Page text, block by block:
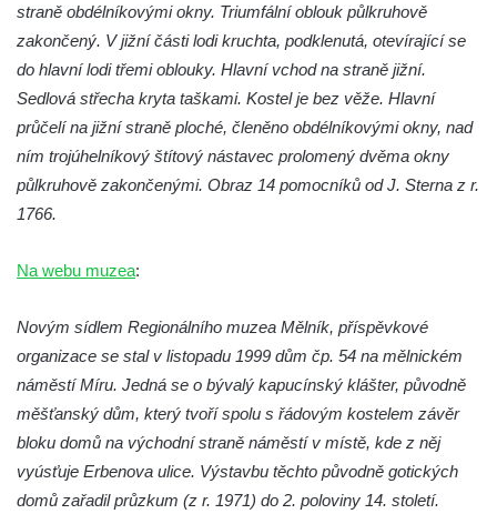
Márnice na hřbitově v Kozlech
Vesnický kostel v Reinhardtsdorfu
Kaple v Oparnu
Protestantský (evangelicko-luterský) kostel
Crostau
Kaple Nanebevstoupení Panny Marie ve
Kostel svatého Vavřince v Okounově
Kostel svatých Petra a Pavla v Semilech
Kostel Nanebevzetí Panny Marie (St. Mariä
Himmelfahrt) v Schirgiswalde
Kostel svaté Máří Magdaleny u hradu
Krasíkov
Kaple Olivetské hory pod věží kostela
straně obdélníkovými okny. Triumfální oblouk půlkruhově
zakončený. V jižní části lodi kruchta, podklenutá, otevírající se
do hlavní lodi třemi oblouky. Hlavní vchod na straně jižní.
Sedlová střecha kryta taškami. Kostel je bez věže. Hlavní
průčelí na jižní straně ploché, členěno obdélníkovými okny, nad
ním trojúhelníkový štítový nástavec prolomený dvěma okny
půlkruhově zakončenými. Obraz 14 pomocníků od J. Sterna z r.
1766.
Na webu muzea:
Novým sídlem Regionálního muzea Mělník, příspěvkové
organizace se stal v listopadu 1999 dům čp. 54 na mělnickém
náměstí Míru. Jedná se o bývalý kapucínský klášter, původně
měšťanský dům, který tvoří spolu s řádovým kostelem závěr
bloku domů na východní straně náměstí v místě, kde z něj
vyúsťuje Erbenova ulice. Výstavbu těchto původně gotických
domů zařadil průzkum (z r. 1971) do 2. poloviny 14. století.